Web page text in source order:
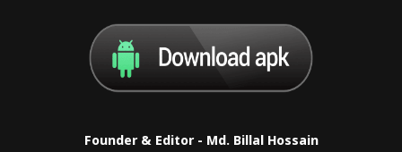
Founder & Editor - Md. Billal Hossain